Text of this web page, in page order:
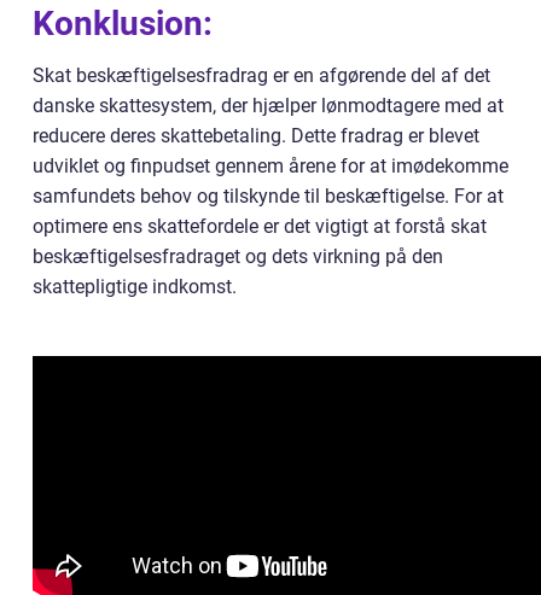
Konklusion:
Skat beskæftigelsesfradrag er en afgørende del af det
danske skattesystem, der hjælper lønmodtagere med at
reducere deres skattebetaling. Dette fradrag er blevet
udviklet og finpudset gennem årene for at imødekomme
samfundets behov og tilskynde til beskæftigelse. For at
optimere ens skattefordele er det vigtigt at forstå skat
beskæftigelsesfradraget og dets virkning på den
skattepligtige indkomst.